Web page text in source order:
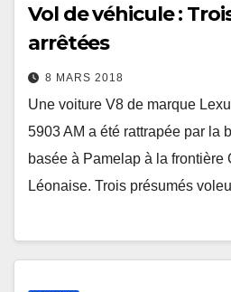
Vol de véhicule :
arrêtées
8 MARS 2018
Une voiture V8 de marque
5903 AM a été rattrapée par la
basée à Pamelap à la frontière
Léonaise. Trois présumés